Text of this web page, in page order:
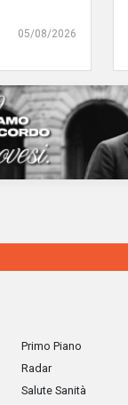
05/08/2026
Primo Piano
Radar
Salute Sanità